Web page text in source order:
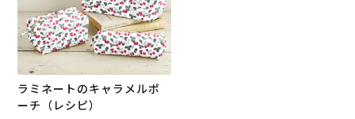
ラミネートのキャラメルポ
ーチ（レシピ）